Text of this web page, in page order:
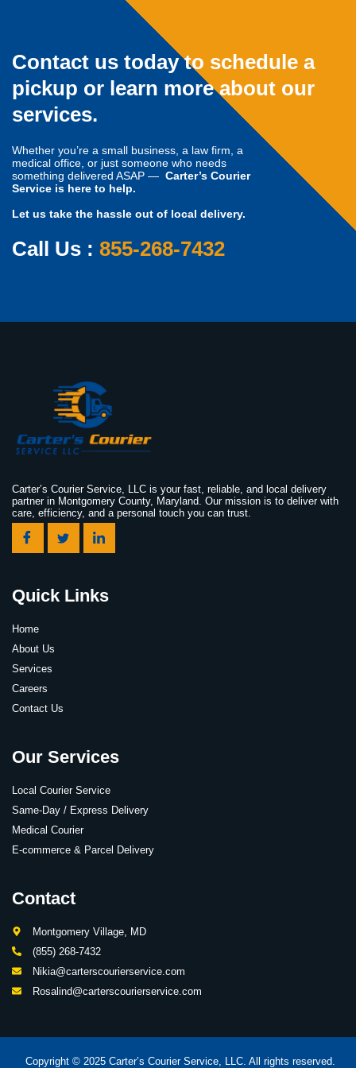
Contact us today to schedule a
pickup or learn more about our
services.
Whether you’re a small business, a law firm, a
medical office, or just someone who needs
something delivered ASAP — Carter’s Courier
Service is here to help.
Let us take the hassle out of local delivery.
Call Us : 855-268-7432
Carter’s Courier Service, LLC is your fast, reliable, and local delivery
partner in Montgomery County, Maryland. Our mission is to deliver with
care, efficiency, and a personal touch you can trust.
Quick Links
Home
About Us
Services
Careers
Contact Us
Our Services
Local Courier Service
Same-Day / Express Delivery
Medical Courier
E-commerce & Parcel Delivery
Contact
Montgomery Village, MD
(855) 268-7432
Nikia@carterscourierservice.com
Rosalind@carterscourierservice.com
Copyright © 2025 Carter’s Courier Service, LLC. All rights reserved.